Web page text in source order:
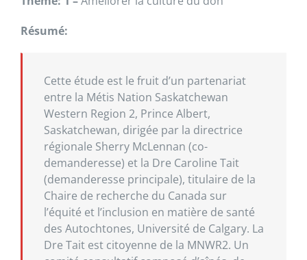
Résumé:
Cette étude est le fruit d’un partenariat
entre la Métis Nation Saskatchewan
Western Region 2, Prince Albert,
Saskatchewan, dirigée par la directrice
régionale Sherry McLennan (co-
demanderesse) et la Dre Caroline Tait
(demanderesse principale), titulaire de la
Chaire de recherche du Canada sur
l’équité et l’inclusion en matière de santé
des Autochtones, Université de Calgary. La
Dre Tait est citoyenne de la MNWR2. Un